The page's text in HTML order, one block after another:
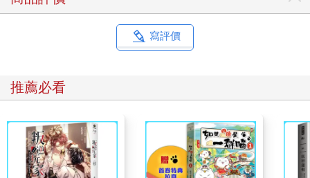
寫評價
推薦必看